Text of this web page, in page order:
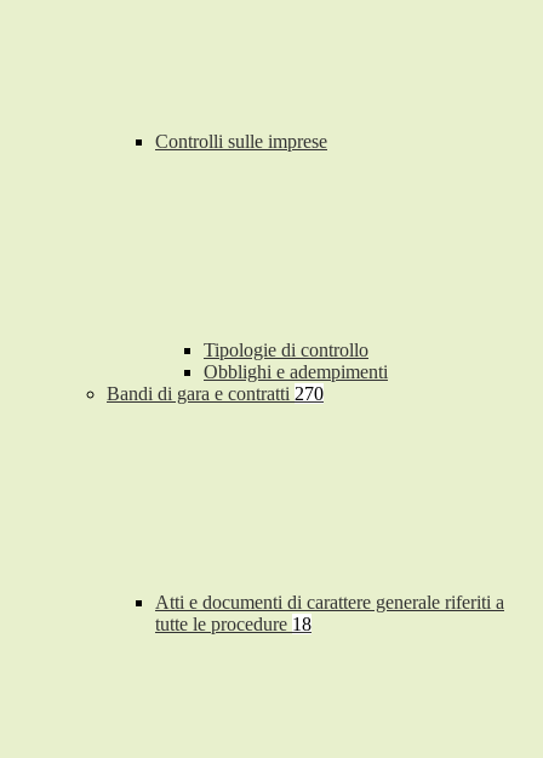
Controlli sulle imprese
Tipologie di controllo
Obblighi e adempimenti
Bandi di gara e contratti 270
Atti e documenti di carattere generale riferiti a
tutte le procedure 18